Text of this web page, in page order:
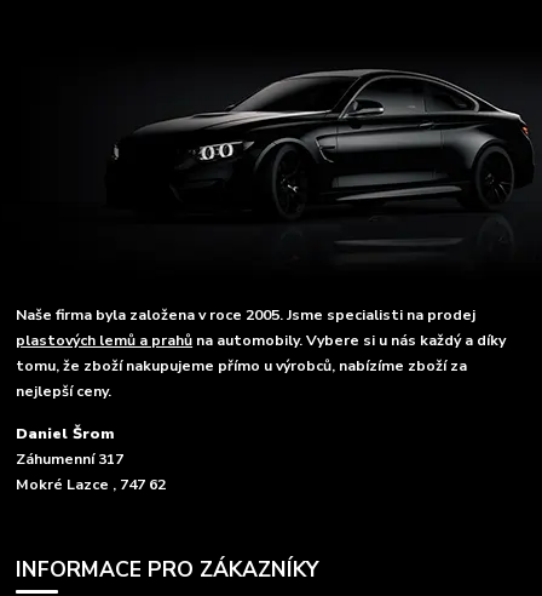
Naše firma byla založena v roce 2005. Jsme specialisti na prodej
plastových lemů a prahů na automobily. Vybere si u nás každý a díky
tomu, že zboží nakupujeme přímo u výrobců, nabízíme zboží za
nejlepší ceny.
Daniel Šrom
Záhumenní 317
Mokré Lazce , 747 62
INFORMACE PRO ZÁKAZNÍKY